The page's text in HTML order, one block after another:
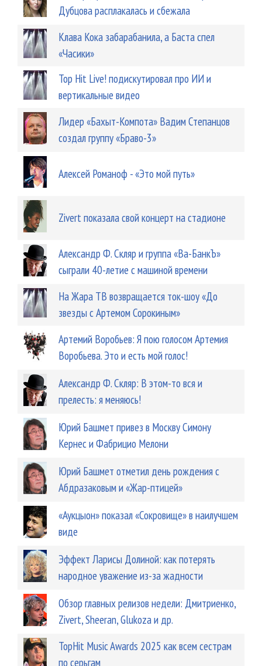
Дубцова расплакалась и сбежала
Клава Кока забарабанила, а Баста спел
«Часики»
Top Hit Live! подискутировал про ИИ и
вертикальные видео
Лидер «Бахыт-Компота» Вадим Степанцов
создал группу «Браво-3»
Алексей Романоф - «Это мой путь»
Zivert показала свой концерт на стадионе
Александр Ф. Скляр и группа «Ва-БанкЪ»
сыграли 40-летие с машиной времени
На Жара ТВ возвращается ток-шоу «До
звезды с Артемом Сорокиным»
Артемий Воробьев: Я пою голосом Артемия
Воробьева. Это и есть мой голос!
Александр Ф. Скляр: В этом-то вся и
прелесть: я меняюсь!
Юрий Башмет привез в Москву Симону
Кернес и Фабрицио Мелони
Юрий Башмет отметил день рождения с
Абдразаковым и «Жар-птицей»
«Аукцыон» показал «Сокровище» в наилучшем
виде
Эффект Ларисы Долиной: как потерять
народное уважение из-за жадности
Обзор главных релизов недели: Дмитриенко,
Zivert, Sheeran, Glukoza и др.
TopHit Music Awards 2025 как всем сестрам
по серьгам